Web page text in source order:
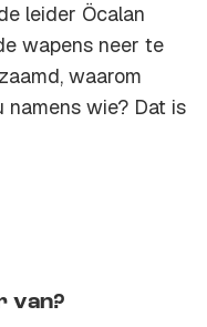
leider Öcalan
wapens neer te
waarom
namens wie? Dat is
van?